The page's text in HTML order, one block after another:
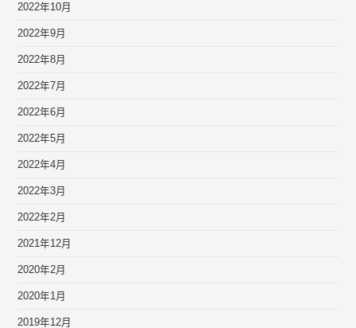
2022年10月
2022年9月
2022年8月
2022年7月
2022年6月
2022年5月
2022年4月
2022年3月
2022年2月
2021年12月
2020年2月
2020年1月
2019年12月